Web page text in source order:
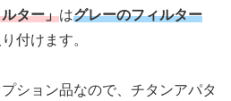
ター」はグレーのフィルター
付けます。
ション品なので、チタンアパタ